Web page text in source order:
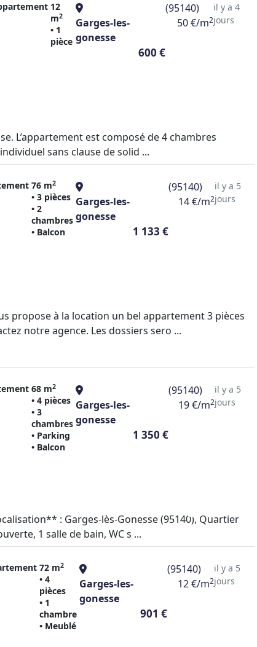
12
m2
• 1
pièce
Garges-les-
gonesse
600 €
(95140)
50 €/m2
il y a 4
jours
L’appartement est composé de 4 chambres
sans clause de solid ...
76 m2
• 3 pièces
• 2
chambres
• Balcon
Garges-les-
gonesse
1 133 €
(95140)
14 €/m2
il y a 5
jours
propose à la location un bel appartement 3 pièces
notre agence. Les dossiers sero ...
68 m2
• 4 pièces
• 3
chambres
• Parking
• Balcon
Garges-les-
gonesse
1 350 €
(95140)
19 €/m2
il y a 5
jours
: Garges-lès-Gonesse (95140), Quartier
1 salle de bain, WC s ...
72 m2
• 4
pièces
• 1
chambre
• Meublé
Garges-les-
gonesse
901 €
(95140)
12 €/m2
il y a 5
jours